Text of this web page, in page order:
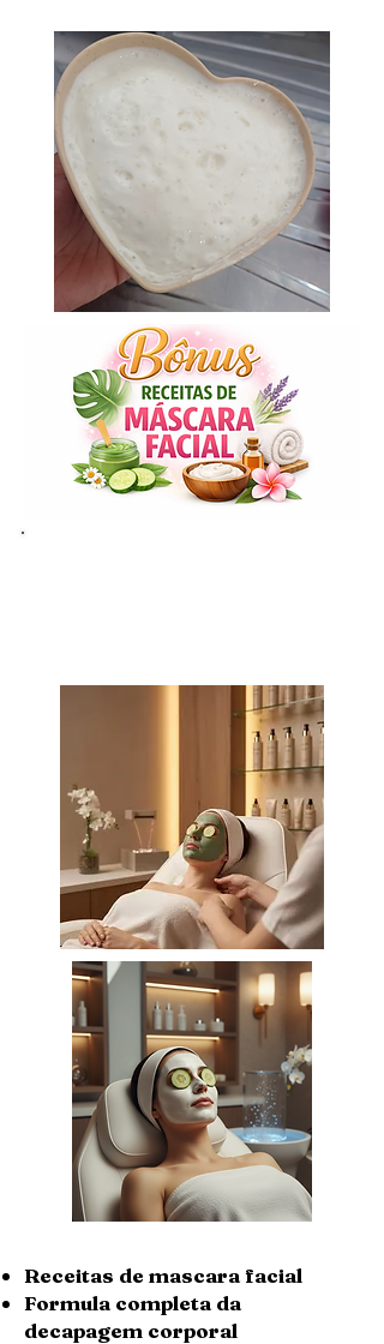
Receitas de mascara facial
Formula completa da
decapagem corporal